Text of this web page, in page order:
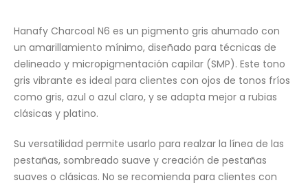
Hanafy Charcoal N6 es un pigmento gris ahumado con
un amarillamiento mínimo, diseñado para técnicas de
delineado y micropigmentación capilar (SMP). Este tono
gris vibrante es ideal para clientes con ojos de tonos fríos
como gris, azul o azul claro, y se adapta mejor a rubias
clásicas y platino.
Su versatilidad permite usarlo para realzar la línea de las
pestañas, sombreado suave y creación de pestañas
suaves o clásicas. No se recomienda para clientes con